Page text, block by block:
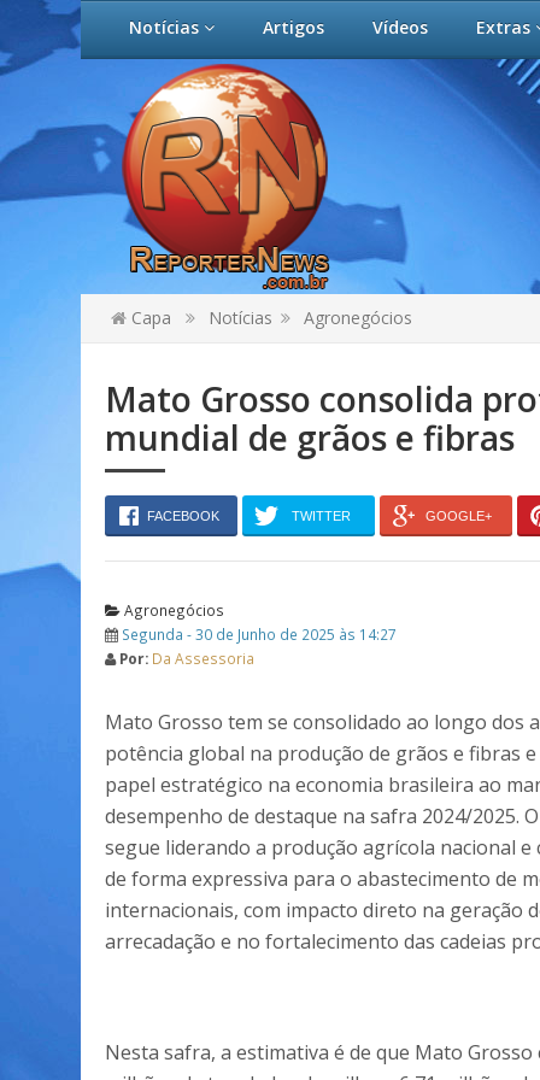
Notícias Artigos Vídeos Extras
Capa Notícias Agronegócios
Mato Grosso consolida
mundial de grãos e fibras
FACEBOOK TWITTER GOOGLE+
Agronegócios
Segunda - 30 de Junho de 2025 às 14:27
Por: Da Assessoria
Mato Grosso tem se consolidado ao longo dos
potência global na produção de grãos e fibras
papel estratégico na economia brasileira ao
desempenho de destaque na safra 2024/2025.
segue liderando a produção agrícola nacional
de forma expressiva para o abastecimento de
internacionais, com impacto direto na geração
arrecadação e no fortalecimento das cadeias
Nesta safra, a estimativa é de que Mato